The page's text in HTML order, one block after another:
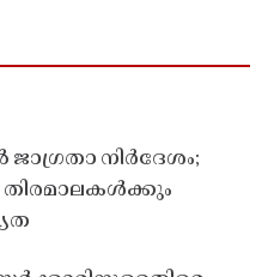
നിർദേശം;
തിരമാലകൾക്കും